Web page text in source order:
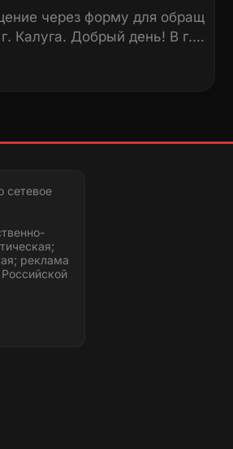
через форму для обращ
Калуга. Добрый день! В г.…
реклама